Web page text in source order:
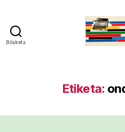
Bilaketa
Etiketa: